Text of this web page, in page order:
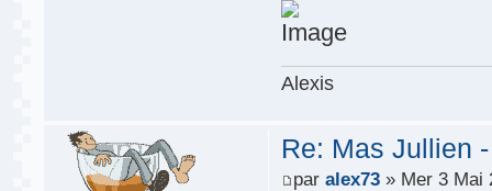
Alexis
Re: Mas Jullien
paralex73 » Mer 3 Mai